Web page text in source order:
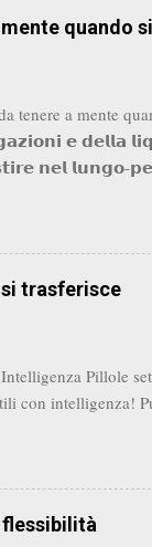
quando
tenere a mente
𝗲 𝗱𝗲𝗹𝗹𝗮
𝗻𝗲𝗹 𝗹𝘂𝗻𝗴𝗼-
azionario
è detto
trasferisce
Pillole
con intelligenza!
flessibilità